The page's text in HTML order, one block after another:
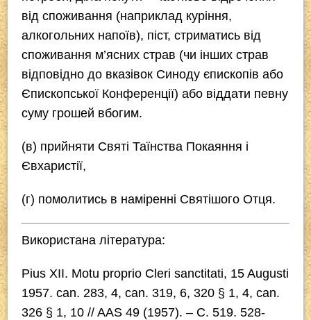
від споживання (наприклад куріння,
алкогольних напоїв), піст, стриматись від
споживання м’ясних страв (чи інших страв
відповідно до вказівок Синоду єпископів або
Єпископської Конференції) або віддати певну
суму грошей вбогим.
(в) прийняти Святі Таїнства Покаяння і
Євхаристії,
(г) помолитись в наміренні Святішого Отця.
Використана література:
Pius XII. Motu proprio Cleri sanctitati, 15 Augusti
1957. can. 283, 4, can. 319, 6, 320 § 1, 4, can.
326 § 1, 10 // AAS 49 (1957). – С. 519. 528-